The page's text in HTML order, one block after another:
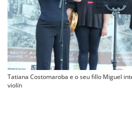
Tatiana Costomaroba e o seu fillo Miguel
violín